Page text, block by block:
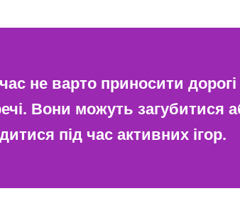
не варто приносити
Вони можуть загубитися
під час активних ігор.